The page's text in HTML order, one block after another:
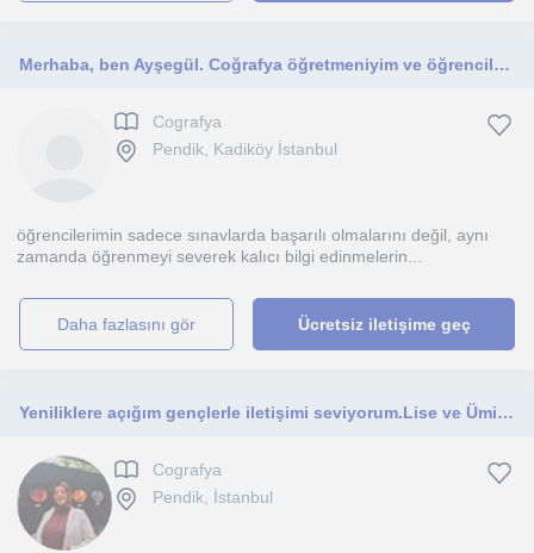
Merhaba, ben Ayşegül. Coğrafya öğretmeniyim ve öğrencilerime başarıyı vaad ediyorum
Cografya
Pendik, Kadiköy İstanbul
öğrencilerimin sadece sınavlarda başarılı olmalarını değil, aynı
zamanda öğrenmeyi severek kalıcı bilgi edinmelerin...
daha fazlasını gör Ücretsiz iletişime geç
Yeniliklere açığım gençlerle iletişimi seviyorum.Lise ve Ümiversite geçiş öğrencilerine dersimi severek vetiyorum
Cografya
Pendik, İstanbul